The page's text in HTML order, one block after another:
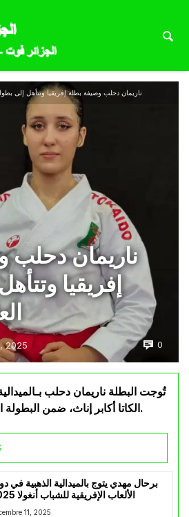
ناريمان دحلب وصيفة بطلة إفريقيا وتتأهل إلى
ناريمان دحلب
إفريقيا
2025 0
تُوجت البطلة ناريمان دحلب
الكاتا أكابر إناث، ضمن البطولة الإفريقية بأبوجا بنيجيريا.
برحال مهدي يتوج بالميدالية الذهبية في
الألعاب الإفريقية للشباب أنغولا 2025
11, 2025